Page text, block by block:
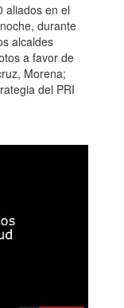
aliados en el
durante
alcaldes
a favor de
Morena;
del PRI